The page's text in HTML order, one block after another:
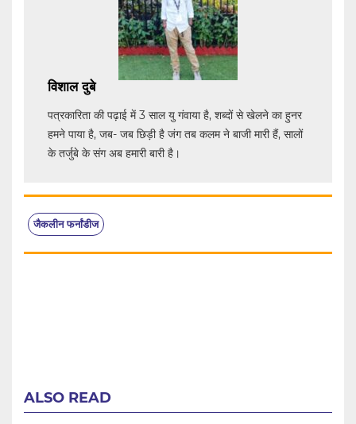
विशाल दुबे
पत्रकारिता की पढ़ाई में 3 साल यु गंवाया है, शब्दों से खेलने का हुनर
हमने पाया है, जब- जब छिड़ी है जंग तब कलम ने बाजी मारी हैं, सालों
के तर्जुबे के संग अब हमारी बारी है।
जैकलीन फर्नांडीज
ALSO READ